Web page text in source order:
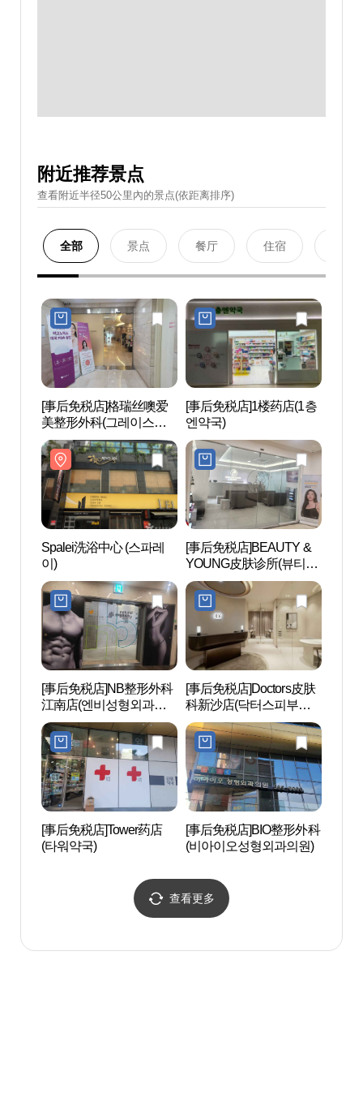
附近推荐景点
查看附近半径50公里內的景点(依距离排序)
全部 景点 餐厅 住宿
[事后免税店]格瑞丝噢爱
美整形外科(그레이스성
형외과의원)
[事后免税店]1楼药店(1층
엔약국)
Spalei洗浴中心 (스파레
이)
[事后免税店]BEAUTY &
YOUNG皮肤诊所(뷰티앤
영의원)
[事后免税店]NB整形外科
江南店(엔비성형외과의
원 강남)
[事后免税店]Doctors皮肤
科新沙店(닥터스피부과
의원 신사)
[事后免税店]Tower药店
(타워약국)
[事后免税店]BIO整形外科
(비아이오성형외과의원)
查看更多